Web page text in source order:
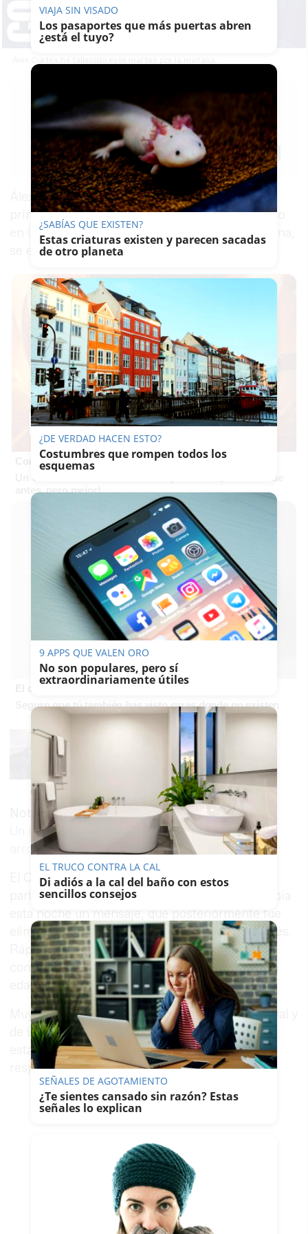
RUBÉN
GUERRERO
14/10/2024Actualizado: 15/10/2024 - 00:21
Facebook
X WhatsApp
Copy
Link
Guardar 0
Álex Cortés, el motorista que esta mañana a
primera hora sufría un grave accidente de tráfico
Cádiztras ser arrollado por un camión cisterna,
se encuentra en estado muy grave.
Corepunk MMORPG
Un verdadero MMORPG de la vieja escuela ¡Cómo los de
antes, pero mejor!
Seguro que tú también has visto caras donde no existen
Noticia relacionada
Un motorista grave en Cádiz tras ser
arrollado por un camión cisterna
El Cádiz CF Virgili, club del que Cortés forma
parte como miembro del cuerpo técnico, escribía
esta noche un mensaje, que posteriormente fue
eliminado, apuntando a un final fatídico de Cortés.
Rápidamente, las redes se han llenado de
condolencias, pero este hombre, de 38 años de
edad, sigue con signos vitales.
Muy vinculado al mundo del deporte, del Carnaval y
de la Semana Santa de la capital gaditana, su
estado es de máxima gravedad, ya que no
responde a ningún tipo de estímulos.
VIAJA SIN VISADO
Los pasaportes que más puertas abren
¿está el tuyo?
¿SABÍAS QUE EXISTEN?
Estas criaturas existen y parecen sacadas
de otro planeta
¿DE VERDAD HACEN ESTO?
Costumbres que rompen todos los
esquemas
9 APPS QUE VALEN ORO
No son populares, pero sí
extraordinariamente útiles
EL TRUCO CONTRA LA CAL
Di adiós a la cal del baño con estos
sencillos consejos
SEÑALES DE AGOTAMIENTO
¿Te sientes cansado sin razón? Estas
señales lo explican